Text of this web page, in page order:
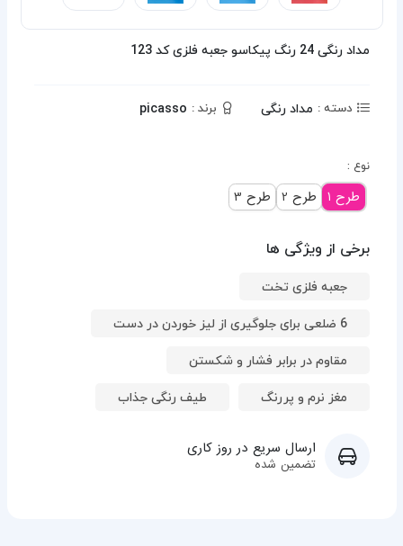
مداد رنگی 24 رنگ پیکاسو جعبه فلزی کد 123
دسته : مداد رنگی برند : picasso
نوع :
طرح 1 طرح 2 طرح 3
برخی از ویژگی ها
جعبه فلزی تخت
6 ضلعی برای جلوگیری از لیز خوردن در دست
مقاوم در برابر فشار و شکستن
مغز نرم و پررنگ
طیف رنگی جذاب
ارسال سریع در روز کاری
تضمین شده